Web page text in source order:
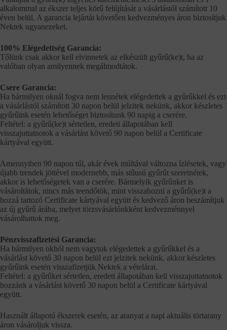
alkalommal az ékszer teljes körű felújítását a vásárlástól számított 10
éven belül. A garancia lejártát követően kedvezményes áron biztosítjuk
Nektek ugyanezeket.
100% Elégedettség Garancia:
Tőlünk csak akkor kell elvinnetek az elkészült gyűrű(ke)t, ha az
valóban olyan amilyennek megálmodtátok.
Csere Garancia:
Ha bármilyen oknál fogva nem lennétek elégedettek a gyűrűkkel és ezt
a vásárlástól számított 30 napon belül jelzitek nekünk, akkor készletes
gyűrűink esetén lehetőséget biztosítunk 90 napig a cserére.
Feltétel: a gyűrű(ke)t sértetlen, eredeti állapotában kell
visszajuttatnotok a vásárlást követő 90 napon belül a Certificate
kártyával együtt.
Amennyiben 90 napon túl, akár évek múltával változna ízlésetek, vagy
újabb trendek jöttével modernebb, más stílusú gyűrűt szeretnétek,
akkor is lehetőségetek van a cserére. Bármelyik gyűrűnket is
vásároltátok, nincs más teendőtök, mint visszahozni a gyűrű(ke)t a
hozzá tartozó Certificate kártyával együtt és kedvező áron beszámítjuk
az új gyűrű árába, melyet törzsvásárlónkként kedvezménnyel
vásárolhattok meg.
Pénzvisszafizetési Garancia:
Ha bármilyen okból nem vagytok elégedettek a gyűrűkkel és a
vásárlást követő 30 napon belül ezt jelzitek nekünk, akkor készletes
gyűrűink esetén visszafizetjük Nektek a vételárat.
Feltétel: a gyűrűket sértetlen, eredeti állapotában kell visszajuttatnotok
hozzánk a vásárlást követő 30 napon belül a Certificate kártyával
együtt.
Használt állapotú ékszerek esetén, az aranyat a napi aktuális törtarany
áron vásároljuk vissza.